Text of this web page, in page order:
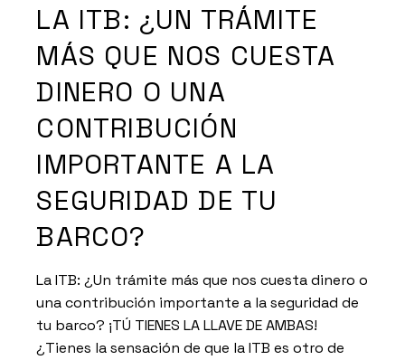
LA ITB: ¿UN TRÁMITE
MÁS QUE NOS CUESTA
DINERO O UNA
CONTRIBUCIÓN
IMPORTANTE A LA
SEGURIDAD DE TU
BARCO?
La ITB: ¿Un trámite más que nos cuesta dinero o
una contribución importante a la seguridad de
tu barco? ¡TÚ TIENES LA LLAVE DE AMBAS!
¿Tienes la sensación de que la ITB es otro de